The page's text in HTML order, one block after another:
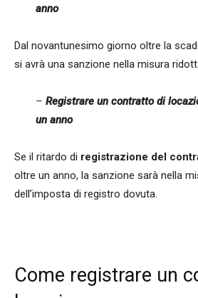
anno
Dal novantunesimo giorno oltre la
si avrà una sanzione nella misura
– Registrare un contratto di
un anno
Se il ritardo di registrazione del
oltre un anno, la sanzione sarà nella
dell’imposta di registro dovuta.
Come registrare un